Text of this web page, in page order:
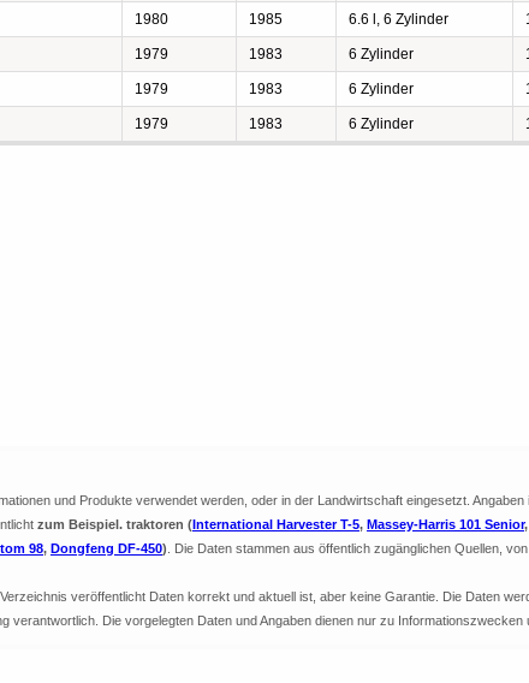
1980 1985 6.6 l, 6 Zylinder
1979 1983 6 Zylinder
1979 1983 6 Zylinder
1979 1983 6 Zylinder
und Produkte verwendet werden, oder in der Landwirtschaft eingesetzt. Angaben
zum Beispiel. traktoren (International Harvester T-5, Massey-Harris 101 Senior,
98, Dongfeng DF-450) . Die Daten stammen aus öffentlich zugänglichen Quellen,
veröffentlicht Daten korrekt und aktuell ist, aber keine Garantie. Die Daten
Die vorgelegten Daten und Angaben dienen nur zu Informationszwecken